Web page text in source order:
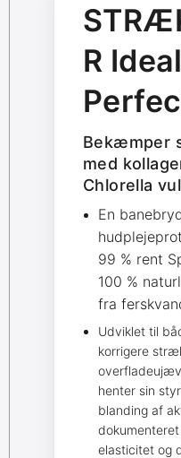
R
Bekæmper
med
Chlorella
En
99 % rent
100 %
fra
Udviklet til
korrigere
henter sin
blanding af
elasticitet og